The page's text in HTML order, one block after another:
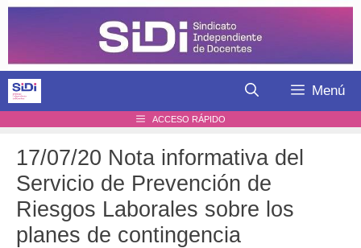
Saltar
Menú
ACCESO RÁPIDO
17/07/20 Nota informativa del
Servicio de Prevención de
Riesgos Laborales sobre los
planes de contingencia